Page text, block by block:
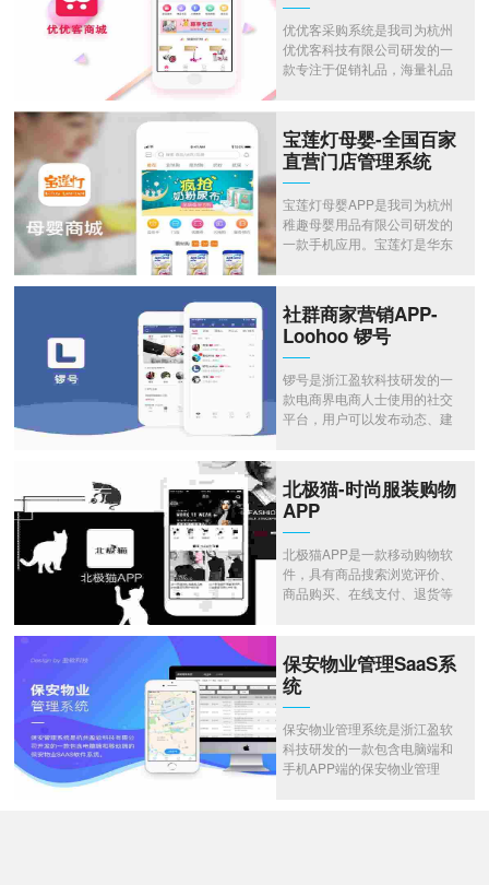
优优客采购系统是我司为杭州
优优客科技有限公司研发的一
款专注于促销礼品，海量礼品
请联系官方客服 400-875-
2014 或 QQ 870187080
宝莲灯母婴-全国百家
直营门店管理系统
宝莲灯母婴APP是我司为杭州
稚趣母婴用品有限公司研发的
一款手机应用。宝莲灯是华东
最重要的战略合作伙伴。满足
从孕妈妈到6岁宝宝的一站式生
活所需。需要体验请联系官方
客服。
社群商家营销APP-
Loohoo 锣号
锣号是浙江盈软科技研发的一
款电商界电商人士使用的社交
平台，用户可以发布动态、建
875-2014 或 QQ 870187080
北极猫-时尚服装购物
APP
北极猫APP是一款移动购物软
件，具有商品搜索浏览评价、
商品购买、在线支付、退货等
保安物业管理SaaS系
统
保安物业管理系统是浙江盈软
科技研发的一款包含电脑端和
手机APP端的保安物业管理